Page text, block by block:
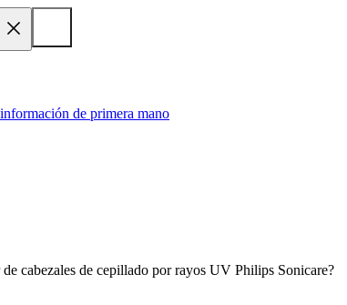
de primera mano
cabezales de cepillado por rayos UV Philips Sonicare?